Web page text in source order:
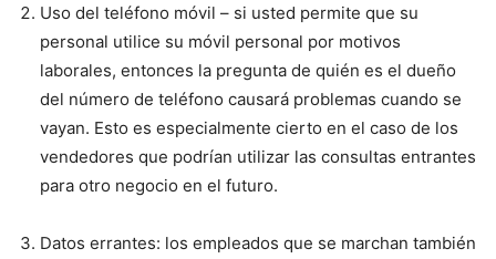
Uso del teléfono móvil – si usted permite que su
personal utilice su móvil personal por motivos
laborales, entonces la pregunta de quién es el dueño
del número de teléfono causará problemas cuando se
vayan. Esto es especialmente cierto en el caso de los
vendedores que podrían utilizar las consultas entrantes
para otro negocio en el futuro.
Datos errantes: los empleados que se marchan también